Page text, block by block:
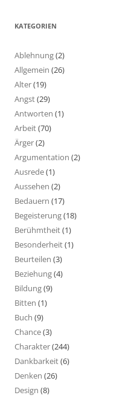
KATEGORIEN
Ablehnung(2)
Allgemein (26)
Alter(19)
Angst(29)
Antworten (1)
Arbeit(70)
Ärger(2)
Argumentation (2)
Ausrede(1)
Aussehen (2)
Bedauern (17)
Begeisterung(18)
Berühmtheit(1)
Besonderheit(1)
Beurteilen (3)
Beziehung(4)
Bildung(9)
Bitten (1)
Buch (9)
Chance(3)
Charakter(244)
Dankbarkeit(6)
Denken (26)
Design (8)